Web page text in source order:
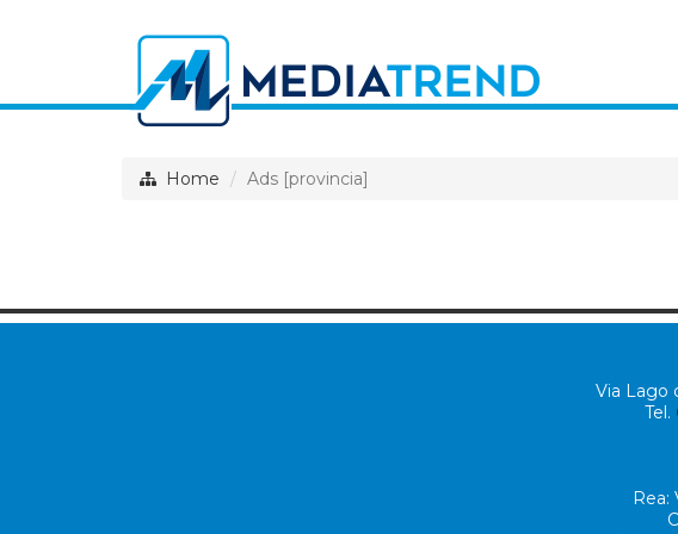
Home Ads [provincia]
Via Lago
Tel.
Rea: